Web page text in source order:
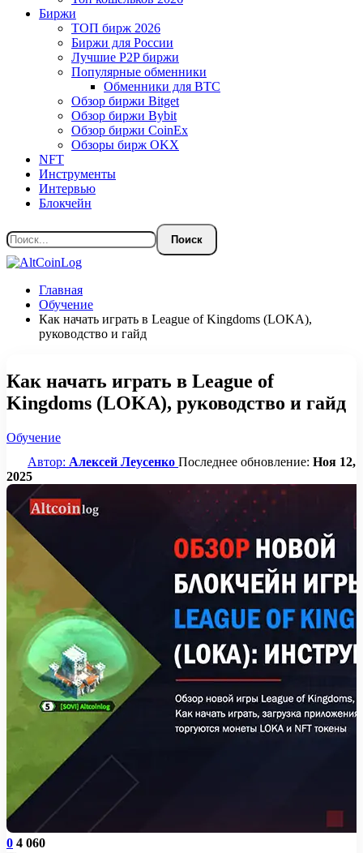
Биржи
ТОП бирж 2026
Биржи для России
Лучшие P2P биржи
Популярные обменники
Обменники для BTC
Обзор биржи Bitget
Обзор биржи Bybit
Обзор биржи CoinEx
Обзоры бирж OKX
NFT
Инструменты
Интервью
Блокчейн
Главная
Обучение
Как начать играть в League of Kingdoms (LOKA),
руководство и гайд
Как начать играть в League of
Kingdoms (LOKA), руководство и гайд
Обучение
Автор: Алексей Леусенко Последнее обновление: Ноя 12,
2025
0 4 060